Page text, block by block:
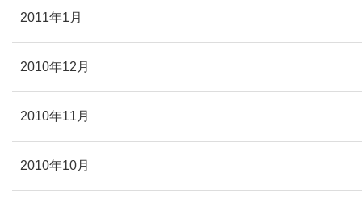
2011年1月
2010年12月
2010年11月
2010年10月